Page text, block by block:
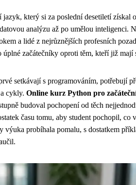
jazyk, který si za poslední desetiletí
analýzu až po umělou inteligenci.
a lidé z nejrůznějších profesních
začátečníky oproti těm, kteří již mají
setkávají s programováním, potřebují
cykly. Online kurz Python pro
budoval pochopení od těch
času tomu, aby student pochopil,
výuka probíhala pomalu, s dostatkem